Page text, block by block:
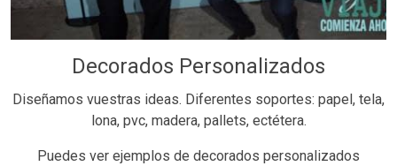
Decorados Personalizados
Diseñamos vuestras ideas. Diferentes soportes: papel, tela,
lona, pvc, madera, pallets, ectétera.
Puedes ver ejemplos de decorados personalizados